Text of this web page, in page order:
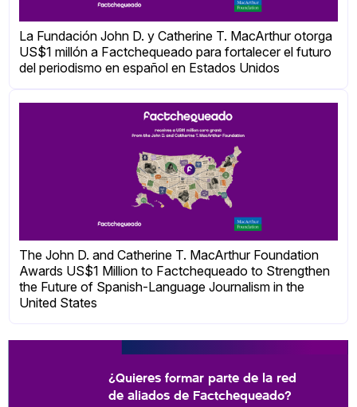
La Fundación John D. y Catherine T. MacArthur otorga
US$1 millón a Factchequeado para fortalecer el futuro
del periodismo en español en Estados Unidos
The John D. and Catherine T. MacArthur Foundation
Awards US$1 Million to Factchequeado to Strengthen
the Future of Spanish-Language Journalism in the
United States
¿Quieres formar parte de la red
de aliados de Factchequeado?